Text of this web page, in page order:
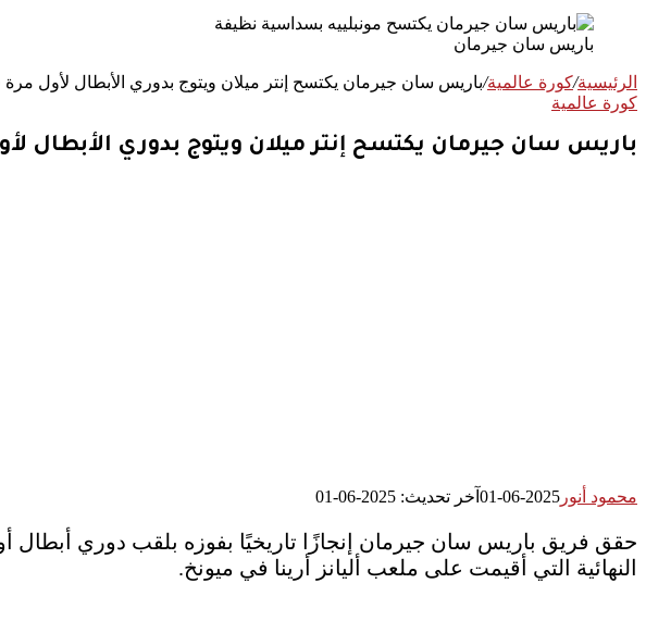
باريس سان جيرمان
الرئيسية/كورة عالمية/باريس سان جيرمان يكتسح إنتر ميلان ويتوج بدوري الأبطال لأول مرة
كورة عالمية
باريس سان جيرمان يكتسح إنتر ميلان ويتوج بدوري الأبطال
محمود أنور 2025-06-01 آخر تحديث: 2025-06-01
حقق فريق باريس سان جيرمان إنجازًا تاريخيًا بفوزه بلقب دوري أبطال
النهائية التي أقيمت على ملعب أليانز أرينا في ميونخ.